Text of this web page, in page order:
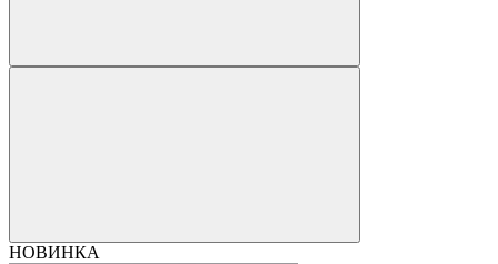
НОВИНКА